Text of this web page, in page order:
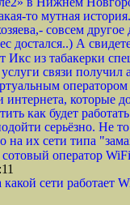
то мутная
совсем
достался..) А
Икс из табакерки
связи получил
оператором
которые
как будет
серьёзно. Не
на их сети типа
оператор
какой сети